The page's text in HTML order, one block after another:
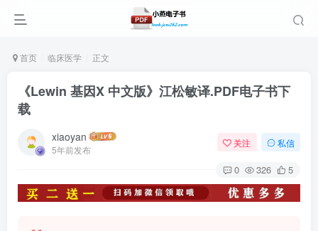
首页 临床医学 正文
《Lewin 基因X 中文版》江松敏译.PDF电子书下
载
xiaoyan
5年前发布
关注 私信
0 326 5